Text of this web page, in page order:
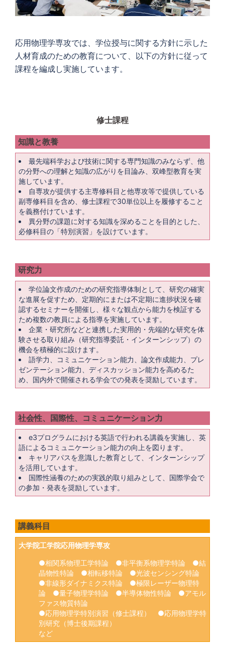
応用物理学専攻では、学位授与に関する方針に示した
人材育成のための教育について、以下の方針に従って
課程を編成し実施しています。
修士課程
知識と教養
最先端科学および技術に関する専門知識のみならず、他
の分野への理解と知識の広がりを目論み、双峰型教育を実
施しています。
自専攻が提供する主専修科目と他専攻等で提供している
副専修科目を含め、修士課程で30単位以上を履修すること
を義務付けています。
異分野の課題に対する知識を深めることを目的とした、
必修科目の「特別演習」を設けています。
研究力
学位論文作成のための研究指導体制として、研究の確実
な進展を促すため、定期的にまたは不定期に進捗状況を確
認するセミナーを開催し、様々な観点から能力を検証する
ため複数の教員による指導を実施しています。
企業・研究所などと連携した実用的・先端的な研究を体
験させる取り組み（研究指導委託・インターンシップ）の
機会を積極的に設けます。
語学力、コミュニケーション能力、論文作成能力、プレ
ゼンテーション能力、ディスカッション能力を高めるた
め、国内外で開催される学会での発表を奨励しています。
社会性、国際性、コミュニケーション力
e3プログラムにおける英語で行われる講義を実施し、英
語によるコミュニケーション能力の向上を図ります。
キャリアパスを意識した教育として、インターンシップ
を活用しています。
国際性涵養のための実践的取り組みとして、国際学会で
の参加・発表を奨励しています。
講義科目
大学院工学院応用物理学専攻
●相関系物理工学特論 ●非平衡系物理学特論 ●結
晶物性特論 ●相転移特論 ●光波センシング特論
●非線形ダイナミクス特論 ●極限レーザー物理特
論 ●量子物理学特論 ●半導体物性特論 ●アモル
ファス物質特論
●応用物理学特別演習（修士課程） ●応用物理学特
別研究（博士後期課程）
など